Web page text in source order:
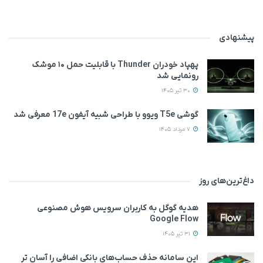
پیشنهادی
پهپاد خودران Thunder با قابلیت حمل ۱۰ موشک
رونمایی شد
گوشی T5e ویوو با طراحی شبیه آیفون 17e معرفی شد
داغ‌ترین‌های روز
هدیه گوگل به کاربران سرویس هوش مصنوعی
Google Flow
این سامانه حذف حساب‌های بانکی اضافی را آسان تر